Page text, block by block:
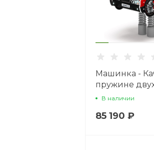
Машинка -
пружине
машинка - ИО
В наличии
85 190 ₽